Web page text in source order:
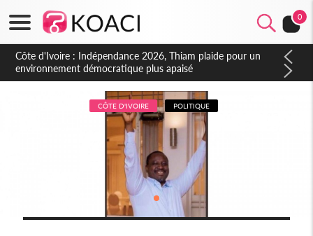
0
Côte d'Ivoire : Indépendance 2026, Thiam plaide pour un
environnement démocratique plus apaisé
CÔTE D'IVOIRE POLITIQUE